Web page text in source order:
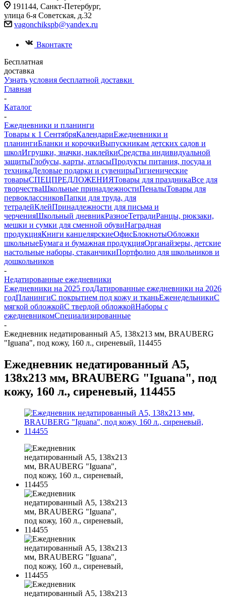
191144, Санкт-Петербург,
улица 6-я Советская, д.32
vagonchikspb@yandex.ru
Вконтакте
Бесплатная
доставка
Узнать условия бесплатной доставки
Главная
-
Каталог
-
Ежедневники и планинги
Товары к 1 СентябряКалендариЕжедневники и
планингиБланки и корочкиВыпускникам детских садов и
школИгрушки, значки, наклейкиСредства индивидуальной
защитыГлобусы, карты, атласыПродукты питания, посуда и
техникаДеловые подарки и сувенирыГигиенические
товарыСПЕЦПРЕДЛОЖЕНИЯТовары для праздникаВсе для
творчестваШкольные принадлежностиПеналыТовары для
первоклассниковПапки для труда, для
тетрадейКлейПринадлежности для письма и
черченияШкольный дневникРазноеТетрадиРанцы, рюкзаки,
мешки и сумки для сменной обувиНаградная
продукцияКниги канцелярскиеОфисБлокнотыОбложки
школьныеБумага и бумажная продукцияОрганайзеры, детские
настольные наборы, стаканчикиПортфолио для школьников и
дошкольников
-
Недатированные ежедневники
Ежедневники на 2025 годДатированные ежедневники на 2026
годПланингиС покрытием под кожу и тканьЕженедельникиС
мягкой обложкойС твердой обложкойНаборы с
ежедневникомСпециализированные
-
Ежедневник недатированный А5, 138х213 мм, BRAUBERG
"Iguana", под кожу, 160 л., сиреневый, 114455
Ежедневник недатированный А5,
138х213 мм, BRAUBERG "Iguana", под
кожу, 160 л., сиреневый, 114455